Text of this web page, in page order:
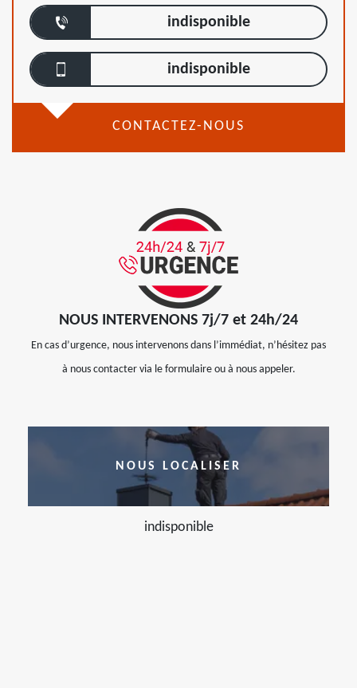
indisponible
indisponible
CONTACTEZ-NOUS
NOUS INTERVENONS 7j/7 et 24h/24
En cas d’urgence, nous intervenons dans l’immédiat, n’hésitez pas
à nous contacter via le formulaire ou à nous appeler.
NOUS LOCALISER
indisponible